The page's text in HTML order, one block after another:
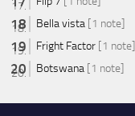
Bella vista [1 note]
Fright Factor [1 note]
Botswana [1 note]